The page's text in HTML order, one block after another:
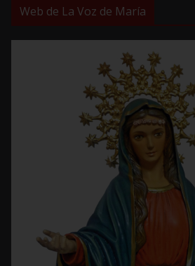
Web de La Voz de María